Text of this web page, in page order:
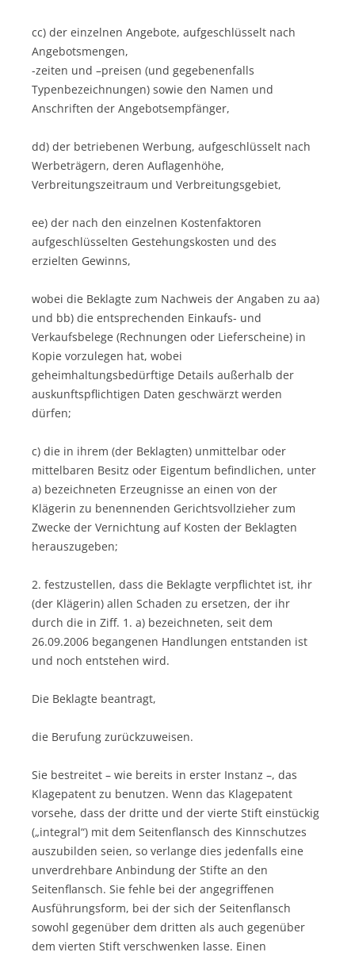
cc) der einzelnen Angebote, aufgeschlüsselt nach
Angebotsmengen,
-zeiten und –preisen (und gegebenenfalls
Typenbezeichnungen) sowie den Namen und
Anschriften der Angebotsempfänger,
dd) der betriebenen Werbung, aufgeschlüsselt nach
Werbeträgern, deren Auflagenhöhe,
Verbreitungszeitraum und Verbreitungsgebiet,
ee) der nach den einzelnen Kostenfaktoren
aufgeschlüsselten Gestehungskosten und des
erzielten Gewinns,
wobei die Beklagte zum Nachweis der Angaben zu aa)
und bb) die entsprechenden Einkaufs- und
Verkaufsbelege (Rechnungen oder Lieferscheine) in
Kopie vorzulegen hat, wobei
geheimhaltungsbedürftige Details außerhalb der
auskunftspflichtigen Daten geschwärzt werden
dürfen;
c) die in ihrem (der Beklagten) unmittelbar oder
mittelbaren Besitz oder Eigentum befindlichen, unter
a) bezeichneten Erzeugnisse an einen von der
Klägerin zu benennenden Gerichtsvollzieher zum
Zwecke der Vernichtung auf Kosten der Beklagten
herauszugeben;
2. festzustellen, dass die Beklagte verpflichtet ist, ihr
(der Klägerin) allen Schaden zu ersetzen, der ihr
durch die in Ziff. 1. a) bezeichneten, seit dem
26.09.2006 begangenen Handlungen entstanden ist
und noch entstehen wird.
Die Beklagte beantragt,
die Berufung zurückzuweisen.
Sie bestreitet – wie bereits in erster Instanz –, das
Klagepatent zu benutzen. Wenn das Klagepatent
vorsehe, dass der dritte und der vierte Stift einstückig
(„integral“) mit dem Seitenflansch des Kinnschutzes
auszubilden seien, so verlange dies jedenfalls eine
unverdrehbare Anbindung der Stifte an den
Seitenflansch. Sie fehle bei der angegriffenen
Ausführungsform, bei der sich der Seitenflansch
sowohl gegenüber dem dritten als auch gegenüber
dem vierten Stift verschwenken lasse. Einen